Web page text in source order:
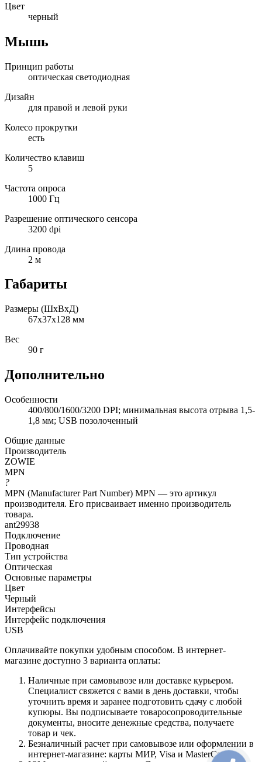
Цвет
черный
Мышь
Принцип работы
оптическая светодиодная
Дизайн
для правой и левой руки
Колесо прокрутки
есть
Количество клавиш
5
Частота опроса
1000 Гц
Разрешение оптического сенсора
3200 dpi
Длина провода
2 м
Габариты
Размеры (ШxВxД)
67x37x128 мм
Вес
90 г
Дополнительно
Особенности
400/800/1600/3200 DPI; минимальная высота отрыва 1,5-
1,8 мм; USB позолоченный
Общие данные
Производитель
ZOWIE
MPN
?
MPN (Manufacturer Part Number) MPN — это артикул
производителя. Его присваивает именно производитель
товара.
ant29938
Подключение
Проводная
Тип устройства
Оптическая
Основные параметры
Цвет
Черный
Интерфейсы
Интерфейс подключения
USB
Оплачивайте покупки удобным способом. В интернет-
магазине доступно 3 варианта оплаты:
Наличные при самовывозе или доставке курьером.
Специалист свяжется с вами в день доставки, чтобы
уточнить время и заранее подготовить сдачу с любой
купюры. Вы подписываете товаросопроводительные
документы, вносите денежные средства, получаете
товар и чек.
Безналичный расчет при самовывозе или оформлении в
интернет-магазине: карты МИР, Visa и MasterCard.